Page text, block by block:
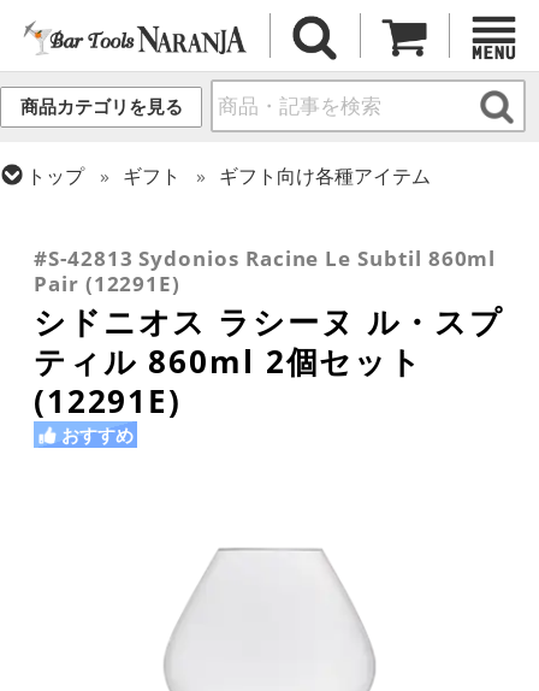
商品カテゴリを見る
トップ ギフト
ギフト向け各種アイテム
ワイングラス
その他ブランド
#S-42813 Sydonios Racine Le Subtil 860ml
Pair (12291E)
シドニオス ラシーヌ ル・スプ
ティル 860ml 2個セット
(12291E)
おすすめ